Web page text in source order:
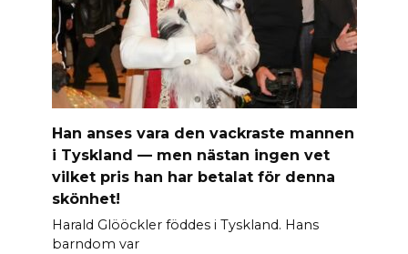
Han anses vara den vackraste mannen
i Tyskland — men nästan ingen vet
vilket pris han har betalat för denna
skönhet!
Harald Glööckler föddes i Tyskland. Hans
barndom var